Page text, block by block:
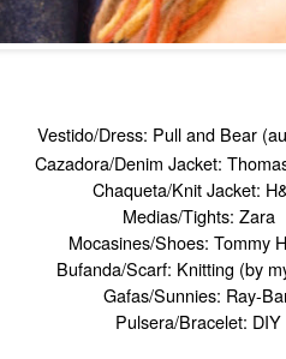
Vestido/Dress: Pull and Bear
Cazadora/Denim Jacket:
Chaqueta/Knit Jacket:
Medias/Tights: Zara
Mocasines/Shoes: Tommy
Bufanda/Scarf: Knitting (by
Gafas/Sunnies: Ray-
Pulsera/Bracelet: DIY